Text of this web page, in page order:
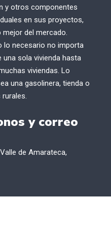
y otros componentes
en sus proyectos,
del mercado.
lo necesario no importa
una sola vivienda hasta
viviendas. Lo
una gasolinera, tienda o
y correo
de Amarateca,